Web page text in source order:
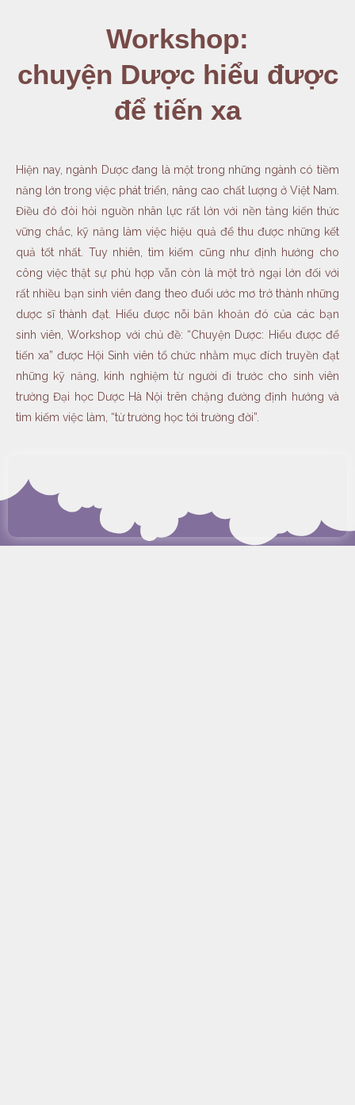
Workshop:
chuyện Dược hiểu được
để tiến xa
Hiện nay, ngành Dược đang là một trong những ngành có tiềm
năng lớn trong việc phát triển, nâng cao chất lượng ở Việt Nam.
Điều đó đòi hỏi nguồn nhân lực rất lớn với nền tảng kiến thức
vững chắc, kỹ năng làm việc hiệu quả để thu được những kết
quả tốt nhất. Tuy nhiên, tìm kiếm cũng như định hướng cho
công việc thật sự phù hợp vẫn còn là một trở ngại lớn đối với
rất nhiều bạn sinh viên đang theo đuổi ước mơ trở thành những
dược sĩ thành đạt. Hiểu được nỗi băn khoăn đó của các bạn
sinh viên, Workshop với chủ đề: “Chuyện Dược: Hiểu được để
tiến xa” được Hội Sinh viên tổ chức nhằm mục đích truyền đạt
những kỹ năng, kinh nghiệm từ người đi trước cho sinh viên
trường Đại học Dược Hà Nội trên chặng đường định hướng và
tìm kiếm việc làm, “từ trường học tới trường đời”.